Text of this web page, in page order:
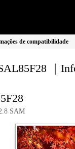
de compatibilidade
｜
SAM